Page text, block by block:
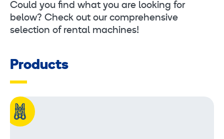
Could you find what you are looking for
below? Check out our comprehensive
selection of rental machines!
Products